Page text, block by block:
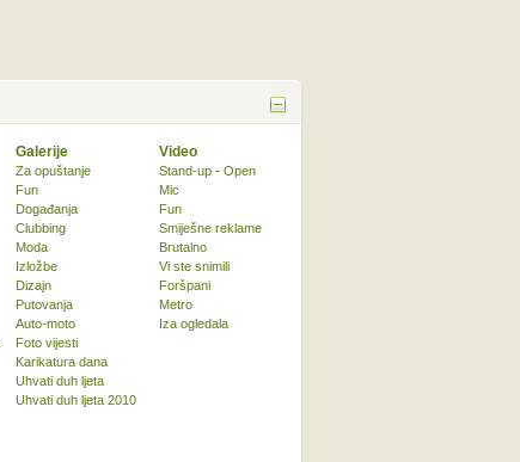
Galerije
Za opuštanje
Fun
Događanja
Clubbing
Moda
Izložbe
Dizajn
Putovanja
Auto-moto
Foto vijesti
Karikatura dana
Uhvati duh ljeta
Uhvati duh ljeta 2010
Video
Stand-up - Open
Mic
Fun
Smiješne reklame
Brutalno
Vi ste snimili
Foršpani
Metro
Iza ogledala